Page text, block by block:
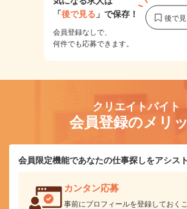
「後で見る 」で保存！
会員登録なしで、
何件でも応募できます。
クリエイトバイト
会員登録のメリ
会員限定機能であなたの仕事探しをアシス
カンタン応募
事前にプロフィールを登録しておく